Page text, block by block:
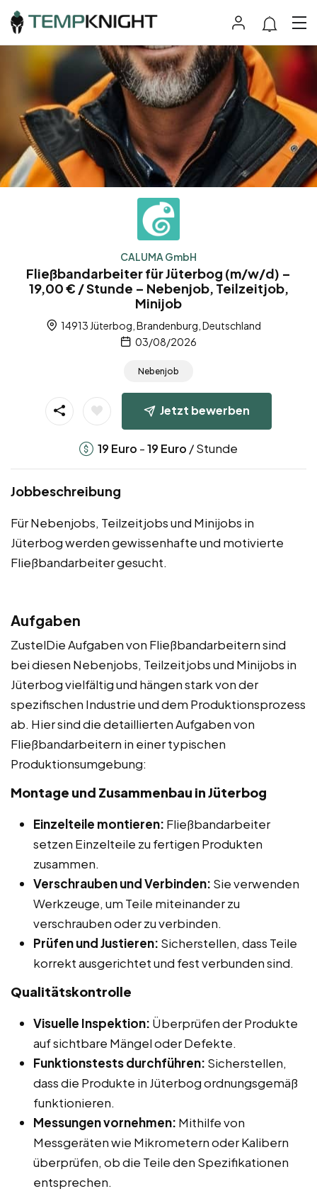
CALUMA GmbH
Fließbandarbeiter für Jüterbog (m/w/d) –
19,00 € / Stunde – Nebenjob, Teilzeitjob,
Minijob
14913 Jüterbog, Brandenburg, Deutschland
03/08/2026
Nebenjob
Jetzt bewerben
19 Euro -19 Euro / Stunde
Jobbeschreibung
Für Nebenjobs, Teilzeitjobs und Minijobs in
Jüterbog werden gewissenhafte und motivierte
Fließbandarbeiter gesucht.
Aufgaben
ZustelDie Aufgaben von Fließbandarbeitern sind
bei diesen Nebenjobs, Teilzeitjobs und Minijobs in
Jüterbog vielfältig und hängen stark von der
spezifischen Industrie und dem Produktionsprozess
ab. Hier sind die detaillierten Aufgaben von
Fließbandarbeitern in einer typischen
Produktionsumgebung:
Montage und Zusammenbau in Jüterbog
Einzelteile montieren: Fließbandarbeiter
setzen Einzelteile zu fertigen Produkten
zusammen.
Verschrauben und Verbinden: Sie verwenden
Werkzeuge, um Teile miteinander zu
verschrauben oder zu verbinden.
Prüfen und Justieren: Sicherstellen, dass Teile
korrekt ausgerichtet und fest verbunden sind.
Qualitätskontrolle
Visuelle Inspektion: Überprüfen der Produkte
auf sichtbare Mängel oder Defekte.
Funktionstests durchführen: Sicherstellen,
dass die Produkte in Jüterbog ordnungsgemäß
funktionieren.
Messungen vornehmen: Mithilfe von
Messgeräten wie Mikrometern oder Kalibern
überprüfen, ob die Teile den Spezifikationen
entsprechen.